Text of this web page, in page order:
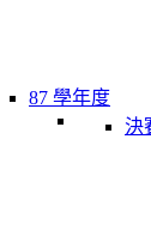
87 學年度
決